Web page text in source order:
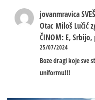
jovanmravica
Otac Miloš Lučić
ČINOM: E,
25/07/2024
Boze dragi koje sve
uniformu!!!